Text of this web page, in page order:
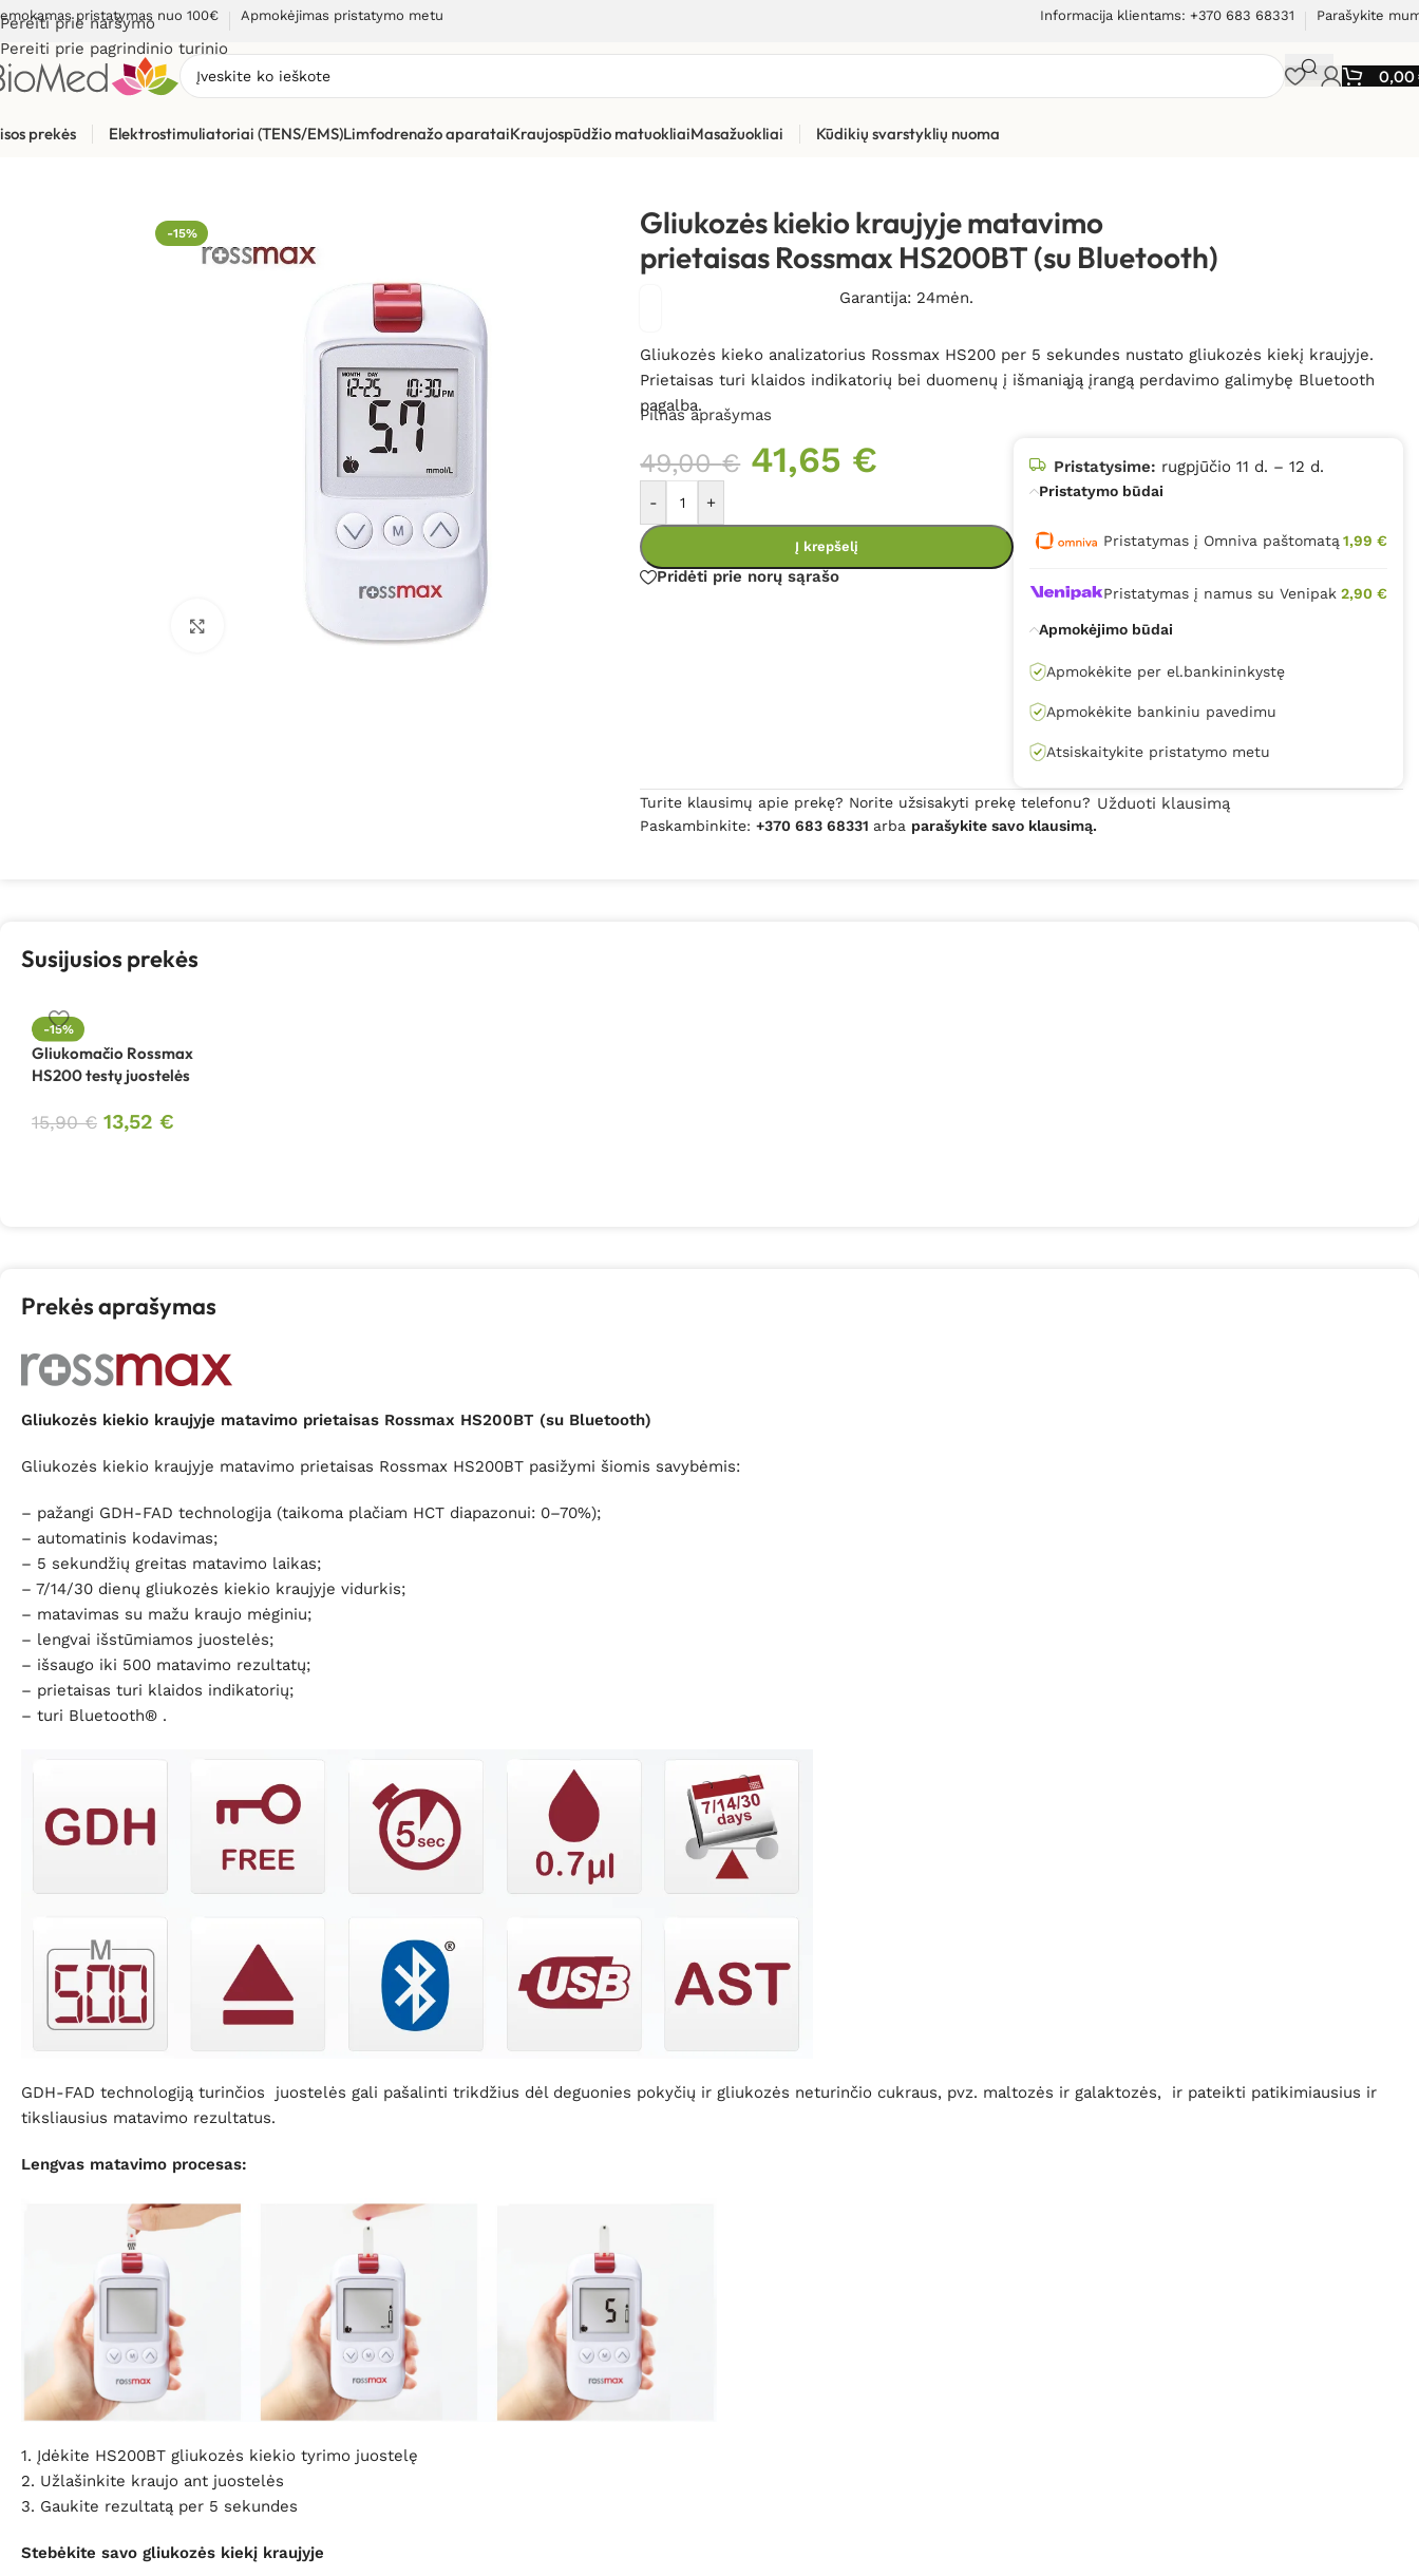
Pereiti prie naršymo
Pereiti prie pagrindinio turinio
pristatymas nuo 100€ Apmokėjimas pristatymo metu Informacija klientams: +370 683 68331 Parašykite
0,00
prekės Elektrostimuliatoriai (TENS/EMS)Limfodrenažo aparataiKraujospūdžio matuokliaiMasažuokliai Kūdikių svarstyklių nuoma
Sveikatos priežiūrai Gliukozės kiekio kraujyje matavimo prietaisas Rossmax HS200BT (su Bluetooth)
-15%
Spustelėkite, kad padidintumėte
Gliukozės kiekio kraujyje matavimo
prietaisas Rossmax HS200BT (su Bluetooth)
Garantija: 24mėn.
Gliukozės kieko analizatorius Rossmax HS200 per 5 sekundes nustato gliukozės kiekį kraujyje.
Prietaisas turi klaidos indikatorių bei duomenų į išmaniąją įrangą perdavimo galimybę Bluetooth
pagalba.
Pilnas aprašymas
49,00€ 41,65 €
- +
Į krepšelį
Pridėti prie norų sąrašo
Pristatysime: rugpjūčio 11 d. – 12 d.
Pristatymo būdai
Pristatymas į Omniva paštomatą 1,99 €
Pristatymas į namus su Venipak 2,90 €
Apmokėjimo būdai
Apmokėkite per el.bankininkystę
Apmokėkite bankiniu pavedimu
Atsiskaitykite pristatymo metu
Turite klausimų apie prekę? Norite užsisakyti prekę telefonu?
Paskambinkite:+370 683 68331 arba parašykite savo klausimą.
Užduoti klausimą
Susijusios prekės
-15%
Gliukomačio Rossmax
HS200 testų juostelės
15,90€ 13,52 €
Prekės aprašymas
Gliukozės kiekio kraujyje matavimo prietaisas Rossmax HS200BT (su Bluetooth)
Gliukozės kiekio kraujyje matavimo prietaisas Rossmax HS200BT pasižymi šiomis savybėmis:
– pažangi GDH-FAD technologija (taikoma plačiam HCT diapazonui: 0–70%);
– automatinis kodavimas;
– 5 sekundžių greitas matavimo laikas;
– 7/14/30 dienų gliukozės kiekio kraujyje vidurkis;
– matavimas su mažu kraujo mėginiu;
– lengvai išstūmiamos juostelės;
– išsaugo iki 500 matavimo rezultatų;
– prietaisas turi klaidos indikatorių;
– turi Bluetooth® .
GDH-FAD technologiją turinčios juostelės gali pašalinti trikdžius dėl deguonies pokyčių ir gliukozės neturinčio cukraus, pvz. maltozės ir galaktozės, ir pateikti patikimiausius ir
tiksliausius matavimo rezultatus.
Lengvas matavimo procesas:
1. Įdėkite HS200BT gliukozės kiekio tyrimo juostelę
2. Užlašinkite kraujo ant juostelės
3. Gaukite rezultatą per 5 sekundes
Stebėkite savo gliukozės kiekį kraujyje